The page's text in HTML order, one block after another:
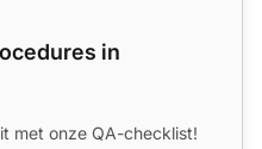
in
met onze QA-checklist!